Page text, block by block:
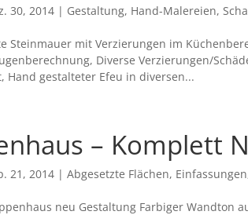
30, 2014 | Gestaltung, Hand-Malereien,
Steinmauer mit Verzierungen im
Diverse Verzierungen/
Hand gestalteter Efeu in diversen...
– Komplett
21, 2014 |Abgesetzte Flächen, Einfassungen
neu Gestaltung Farbiger Wandton